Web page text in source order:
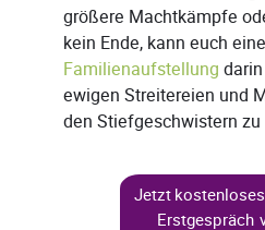
größere Machtkämpfe
kein Ende, kann euch eine
Familienaufstellung
ewigen Streitereien und
den Stiefgeschwistern zu
Jetzt
Erstgespräch